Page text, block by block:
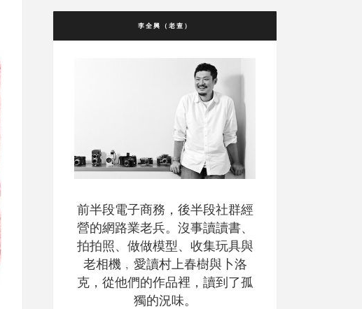
李全興（老查）
前半段電子商務，後半段社群經
營的網路業老兵。沒事讀讀書、
拍拍照、做做模型、收集玩具與
老相機﹐愛讀村上春樹與卜洛
克，從他們的作品裡，讀到了孤
獨的況味。